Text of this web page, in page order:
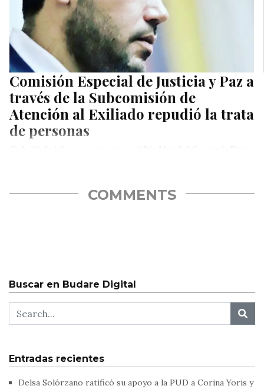
Comisión Especial de Justicia y Paz a
través de la Subcomisión de
Atención al Exiliado repudió la trata
de personas
COMMENTS
Buscar en Budare Digital
Entradas recientes
Delsa Solórzano ratificó su apoyo a la PUD a Corina Yoris y